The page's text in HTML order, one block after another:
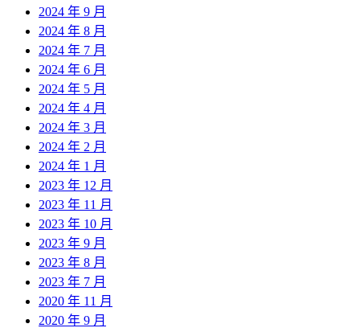
2024 年 9 月
2024 年 8 月
2024 年 7 月
2024 年 6 月
2024 年 5 月
2024 年 4 月
2024 年 3 月
2024 年 2 月
2024 年 1 月
2023 年 12 月
2023 年 11 月
2023 年 10 月
2023 年 9 月
2023 年 8 月
2023 年 7 月
2020 年 11 月
2020 年 9 月